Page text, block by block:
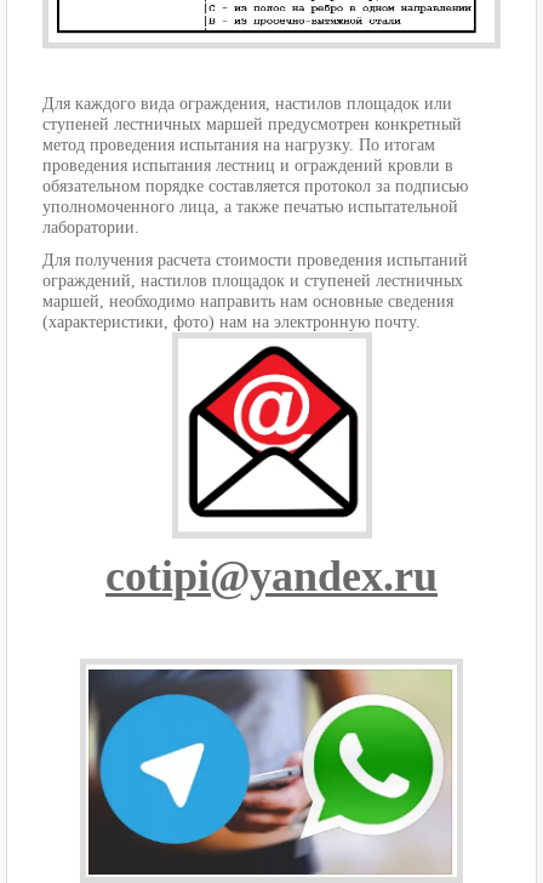
Для каждого вида ограждения, настилов площадок или
ступеней лестничных маршей предусмотрен конкретный
метод проведения испытания на нагрузку. По итогам
проведения испытания лестниц и ограждений кровли в
обязательном порядке составляется протокол за подписью
уполномоченного лица, а также печатью испытательной
лаборатории.
Для получения расчета стоимости проведения испытаний
ограждений, настилов площадок и ступеней лестничных
маршей, необходимо направить нам основные сведения
(характеристики, фото) нам на электронную почту.
cotipi@yandex.ru